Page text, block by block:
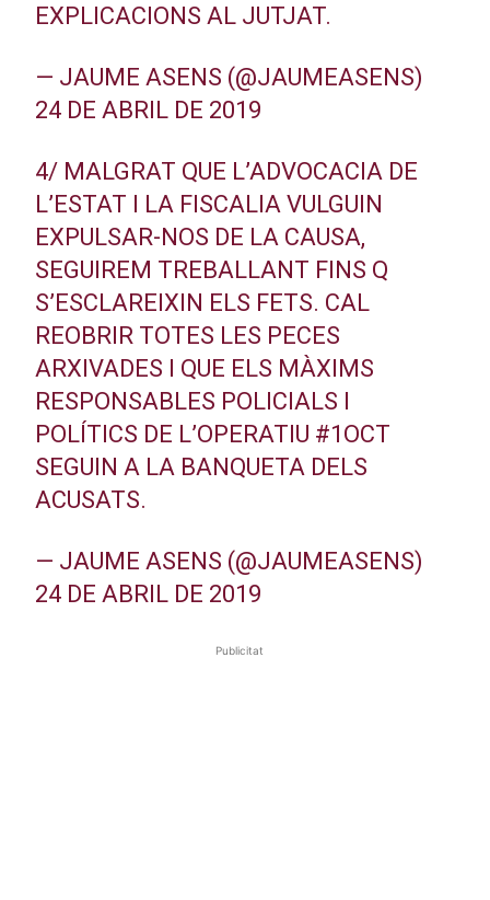
EXPLICACIONS AL JUTJAT.
— JAUME ASENS (@JAUMEASENS)
24 DE ABRIL DE 2019
4/ MALGRAT QUE L’ADVOCACIA DE
L’ESTAT I LA FISCALIA VULGUIN
EXPULSAR-NOS DE LA CAUSA,
SEGUIREM TREBALLANT FINS Q
S’ESCLAREIXIN ELS FETS. CAL
REOBRIR TOTES LES PECES
ARXIVADES I QUE ELS MÀXIMS
RESPONSABLES POLICIALS I
POLÍTICS DE L’OPERATIU #1OCT
SEGUIN A LA BANQUETA DELS
ACUSATS.
— JAUME ASENS (@JAUMEASENS)
24 DE ABRIL DE 2019
Publicitat